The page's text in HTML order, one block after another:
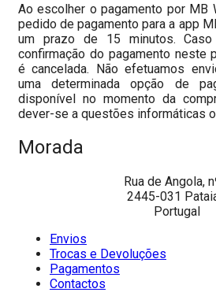
Ao escolher o pagamento por MB
pedido de pagamento para a app
um prazo de 15 minutos.
confirmação do pagamento neste
é cancelada. Não efetuamos
uma determinada opção de
disponível no momento da
dever-se a questões informáticas
Morada
Rua de Angola,
2445-031
Portugal
Envios
Trocas e Devoluções
Pagamentos
Contactos